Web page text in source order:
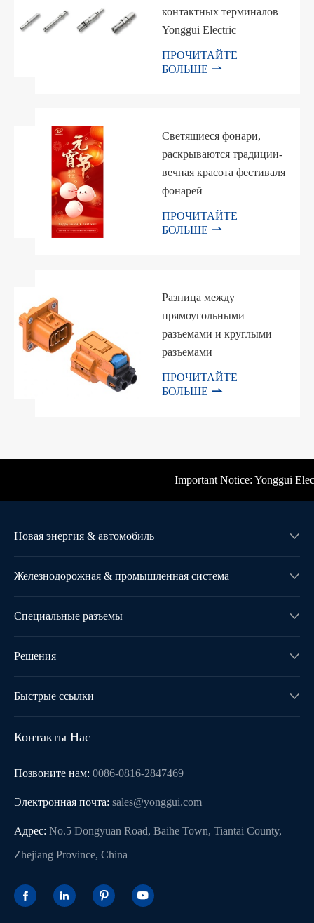
контактных терминалов
Yonggui Electric
ПРОЧИТАЙТЕ
БОЛЬШЕ 
Светящиеся фонари,
раскрываются традиции-
вечная красота фестиваля
фонарей
ПРОЧИТАЙТЕ
БОЛЬШЕ 
Разница между
прямоугольными
разъемами и круглыми
разъемами
ПРОЧИТАЙТЕ
БОЛЬШЕ 
Important Notice: Yonggui
Новая энергия & автомобиль 
Железнодорожная & промышленная система 
Специальные разъемы 
Решения 
Быстрые ссылки 
Контакты Нас
Позвоните нам: 0086-0816-2847469
Электронная почта: sales@yonggui.com
Адрес: No.5 Dongyuan Road, Baihe Town, Tiantai County,
Zhejiang Province, China
   